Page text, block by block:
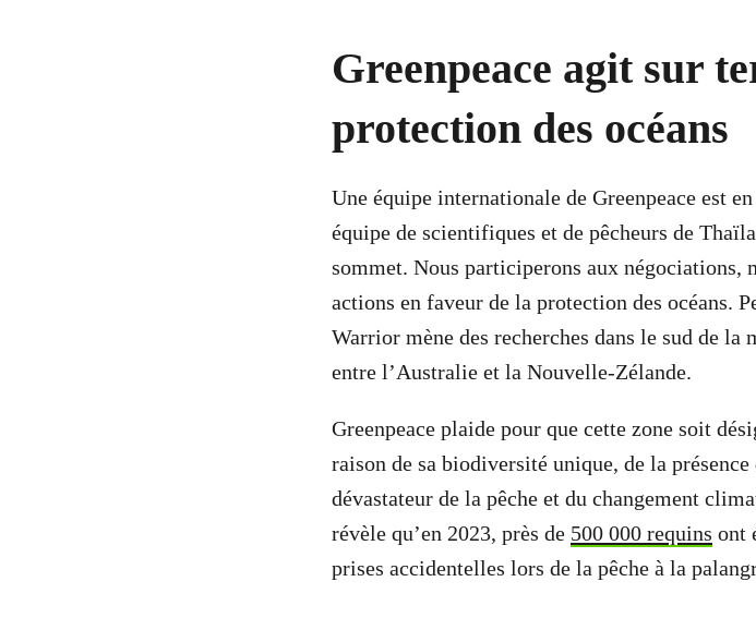
Greenpeace agit sur
protection des océans
Une équipe internationale de Greenpeace est
équipe de scientifiques et de pêcheurs de
sommet. Nous participerons aux négociations,
actions en faveur de la protection des océans.
Warrior mène des recherches dans le sud de la
entre l’Australie et la Nouvelle-Zélande.
Greenpeace plaide pour que cette zone soit
raison de sa biodiversité unique, de la
dévastateur de la pêche et du changement
révèle qu’en 2023, près de 500 000 requins ont
prises accidentelles lors de la pêche à la